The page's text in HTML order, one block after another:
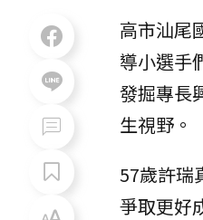
高市汕尾
導小選手
發掘專長
生視野。
57歲許瑞
爭取更好